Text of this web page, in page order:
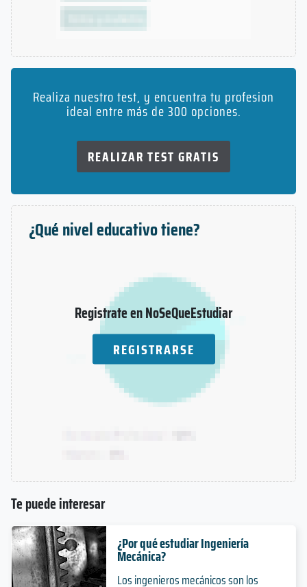
Realiza nuestro test, y encuentra tu profesion
ideal entre más de 300 opciones.
REALIZAR TEST GRATIS
¿Qué nivel educativo tiene?
Registrate en NoSeQueEstudiar
REGISTRARSE
Te puede interesar
¿Por qué estudiar Ingeniería
Mecánica?
Los ingenieros mecánicos son los